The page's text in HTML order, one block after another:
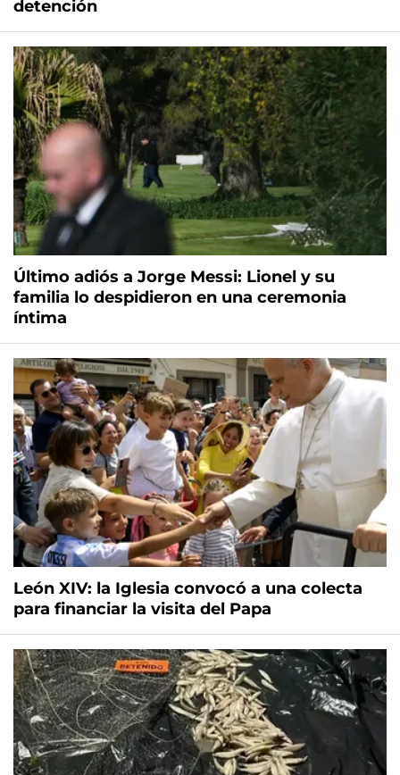
detención
Último adiós a Jorge Messi: Lionel y su
familia lo despidieron en una ceremonia
íntima
León XIV: la Iglesia convocó a una colecta
para financiar la visita del Papa